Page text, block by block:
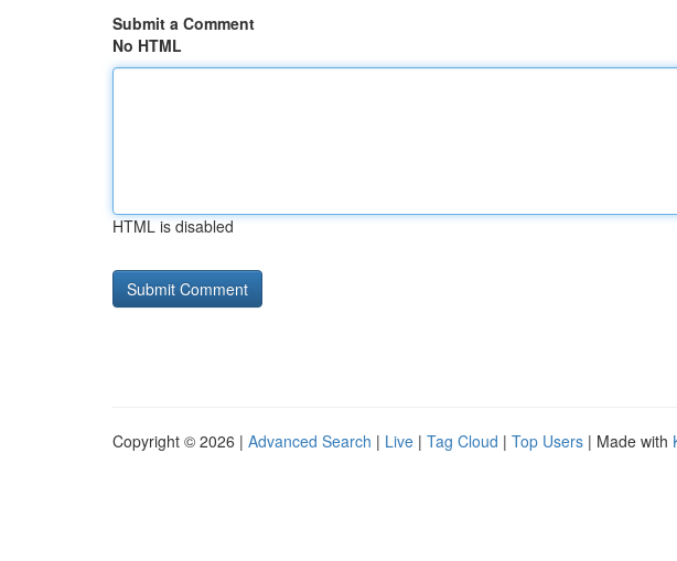
Submit a Comment
No HTML
HTML is disabled
Copyright © 2026 | Advanced Search | Live | Tag Cloud | Top Users | Made with